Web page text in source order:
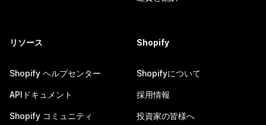
リソース
Shopify ヘルプセンター
APIドキュメント
Shopify コミュニティ
Shopify
Shopifyについて
採用情報
投資家の皆様へ